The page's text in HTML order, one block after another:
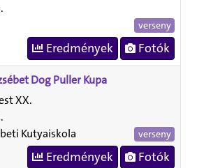
verseny
Eredmények Fotók
Dog Puller Kupa
XX.
verseny
Kutyaiskola
Eredmények Fotók